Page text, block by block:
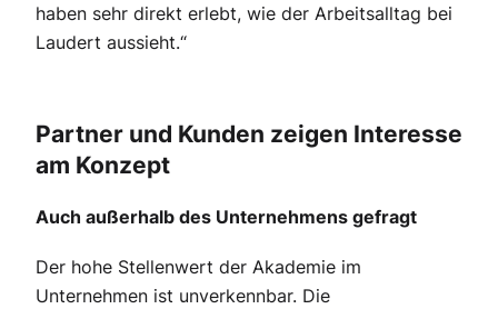
haben sehr direkt erlebt, wie der Arbeitsalltag bei
Laudert aussieht.“
Partner und Kunden zeigen Interesse
am Konzept
Auch außerhalb des Unternehmens gefragt
Der hohe Stellenwert der Akademie im
Unternehmen ist unverkennbar. Die